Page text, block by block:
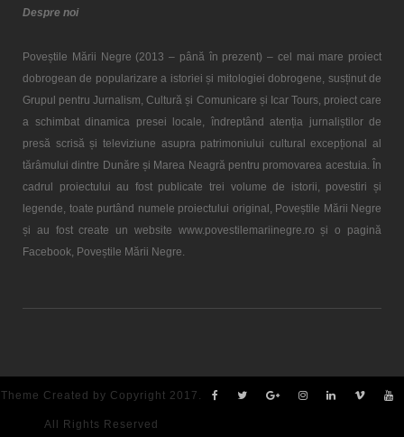
Despre noi
Poveștile Mării Negre (2013 – până în prezent) – cel mai mare proiect
dobrogean de popularizare a istoriei și mitologiei dobrogene, susținut de
Grupul pentru Jurnalism, Cultură și Comunicare și Icar Tours, proiect care
a schimbat dinamica presei locale, îndreptând atenția jurnaliștilor de
presă scrisă și televiziune asupra patrimoniului cultural excepțional al
tărâmului dintre Dunăre și Marea Neagră pentru promovarea acestuia. În
cadrul proiectului au fost publicate trei volume de istorii, povestiri și
legende, toate purtând numele proiectului original, Poveștile Mării Negre
și au fost create un website www.povestilemariinegre.ro și o pagină
Facebook, Poveștile Mării Negre.
Theme Created by Copyright 2017.
All Rights Reserved